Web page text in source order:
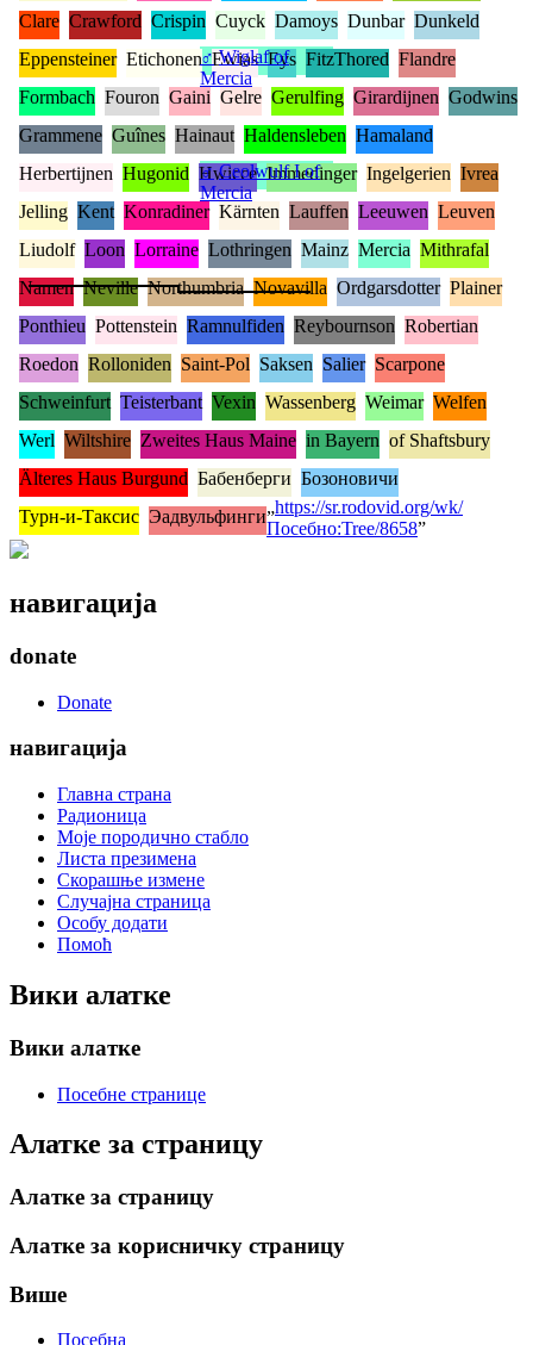
♂ Wiglaf of
Mercia
♂ Ceolwulf I of
Mercia
Clare Crawford Crispin Cuyck Damoys Dunbar Dunkeld
Eppensteiner Etichonen Ewias Eys FitzThored Flandre
Formbach Fouron Gaini Gelre Gerulfing Girardijnen Godwins
Grammene Guînes Hainaut Haldensleben Hamaland
Herbertijnen Hugonid Hwicce Immedinger Ingelgerien Ivrea
Jelling Kent Konradiner Kärnten Lauffen Leeuwen Leuven
Liudolf Loon Lorraine Lothringen Mainz Mercia Mithrafal
Namen Neville Northumbria Novavilla Ordgarsdotter Plainer
Ponthieu Pottenstein Ramnulfiden Reybournson Robertian
Roedon Rolloniden Saint-Pol Saksen Salier Scarpone
Schweinfurt Teisterbant Vexin Wassenberg Weimar Welfen
Werl Wiltshire Zweites Haus Maine in Bayern of Shaftsbury
Älteres Haus Burgund Бабенберги Бозоновичи
Турн-и-Таксис Эадвульфинги„https://sr.rodovid.org/wk/
Посебно:Tree/8658”
навигација
donate
Donate
навигација
Главна страна
Радионица
Моје породично стабло
Листа презимена
Скорашње измене
Случајна страница
Особу додати
Помоћ
Вики алатке
Вики алатке
Посебне странице
Алатке за страницу
Алатке за страницу
Алатке за корисничку страницу
Више
Посебна